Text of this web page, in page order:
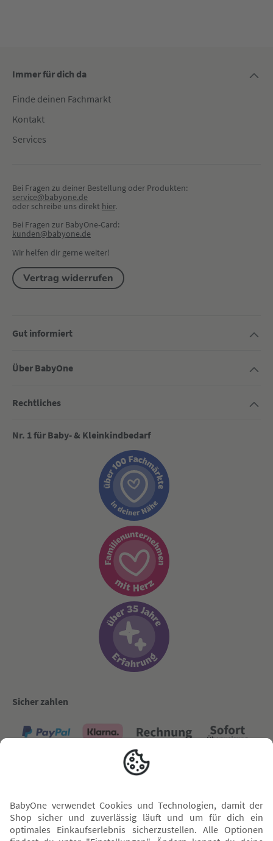
Immer für dich da
Finde deinen Fachmarkt
Kontakt
Services
Bei Fragen zu deiner Bestellung oder Produkten:
service@babyone.de
oder schreibe uns direkt hier.
Bei Fragen zur BabyOne-Card:
kunden@babyone.de
Wir helfen dir gerne weiter!
Vertrag widerrufen
Gut informiert
Über BabyOne
Rechtliches
Nr. 1 für Baby- & Kleinkindbedarf
Sicher zahlen
Versand mit